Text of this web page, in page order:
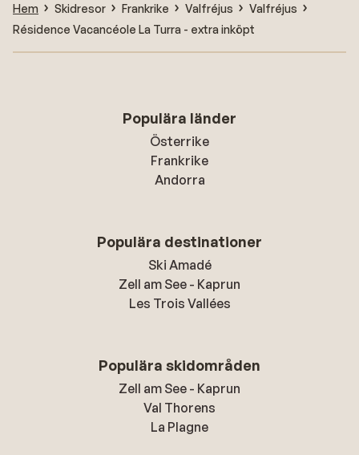
Hem Skidresor Frankrike Valfréjus
Valfréjus
Résidence Vacancéole La Turra - extra inköpt
Populära länder
Österrike
Frankrike
Andorra
Populära destinationer
Ski Amadé
Zell am See - Kaprun
Les Trois Vallées
Populära skidområden
Zell am See - Kaprun
Val Thorens
La Plagne